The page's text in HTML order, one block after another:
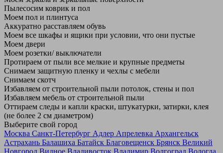
Пылесосим коврик и пол
Моем пол и плинтуса
Аккуратно расставляем обувь
Моем все шкафы и ящики при условии, что они пустые
Моем двери
Моем розетки/ выключатели
Протираем от пыли все мелкие и крупные предметы
Снимаем защитную пленку и чехлы с мебели
Снимаем скотч
Избавляем от строительной пыли потолок, стены и пол
Избавляем мебель от строительной пыли
Оттираем следы и капли краски, штукатурки, затирки, клея
(не более 2 см диаметром)
Выберите свой город
Москва Санкт-Петербург Адлер Апрелевка Архангельск
Астрахань Балашиха Батайск Благовещенск Брянск Великий
Новгород Видное Владивосток Владимир Волгоград Вологда